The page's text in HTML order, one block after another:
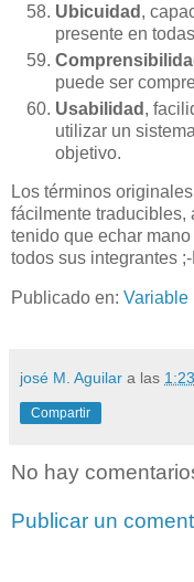
Ubicuidad ,
presente en
puede ser
Usabilidad ,
utilizar un
objetivo.
Los términos
fácilmente traducibles,
tenido que echar
todos sus integrantes
Publicado en: Variable
josé M. Aguilar a las
Compartir
No hay
Publicar un